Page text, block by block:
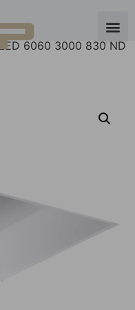
6060 3000 830 ND